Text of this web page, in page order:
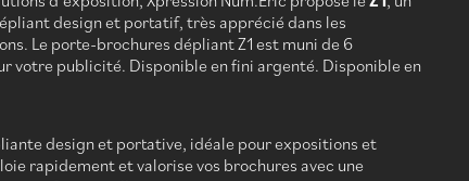
design et portatif, très apprécié dans les
Le porte-brochures dépliant Z1 est muni de 6
votre publicité. Disponible en fini argenté. Disponible en
design et portative, idéale pour expositions et
rapidement et valorise vos brochures avec une